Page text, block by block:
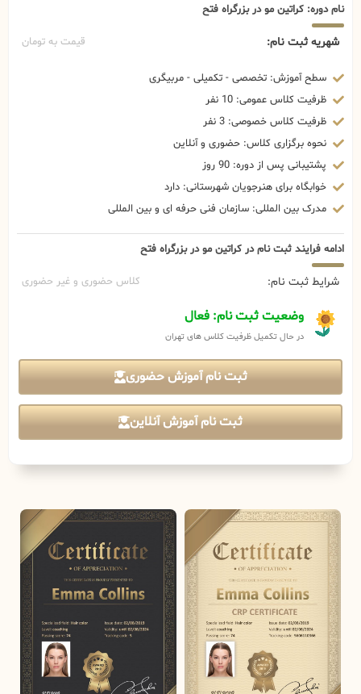
نام دوره: کراتین مو در بزرگراه فتح
شهریه ثبت نام: قیمت به تومان
سطح آموزش: تخصصی - تکمیلی - مربیگری
ظرفیت کلاس عمومی: 10 نفر
ظرفیت کلاس خصوصی: 3 نفر
نحوه برگزاری کلاس: حضوری و آنلاین
پشتیبانی پس از دوره: 90 روز
خوابگاه برای هنرجویان شهرستانی: دارد
مدرک بین المللی: سازمان فنی حرفه ای و بین المللی
ادامه فرایند ثبت نام در کراتین مو در بزرگراه فتح
شرایط ثبت نام: کلاس حضوری و غیر حضوری
وضعیت ثبت نام: فعال
در حال تکمیل ظرفیت کلاس های تهران
ثبت نام آموزش حضوری
ثبت نام آموزش آنلاین